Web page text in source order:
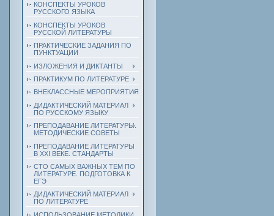
КОНСПЕКТЫ УРОКОВ
РУССКОГО ЯЗЫКА
КОНСПЕКТЫ УРОКОВ
РУССКОЙ ЛИТЕРАТУРЫ
ПРАКТИЧЕСКИЕ ЗАДАНИЯ ПО
ПУНКТУАЦИИ
ИЗЛОЖЕНИЯ И ДИКТАНТЫ
ПРАКТИКУМ ПО ЛИТЕРАТУРЕ
ВНЕКЛАССНЫЕ МЕРОПРИЯТИЯ
ДИДАКТИЧЕСКИЙ МАТЕРИАЛ
ПО РУССКОМУ ЯЗЫКУ
ПРЕПОДАВАНИЕ ЛИТЕРАТУРЫ.
МЕТОДИЧЕСКИЕ СОВЕТЫ
ПРЕПОДАВАНИЕ ЛИТЕРАТУРЫ
В XXI ВЕКЕ. СТАНДАРТЫ
СТО САМЫХ ВАЖНЫХ ТЕМ ПО
ЛИТЕРАТУРЕ. ПОДГОТОВКА К
ЕГЭ
ДИДАКТИЧЕСКИЙ МАТЕРИАЛ
ПО ЛИТЕРАТУРЕ